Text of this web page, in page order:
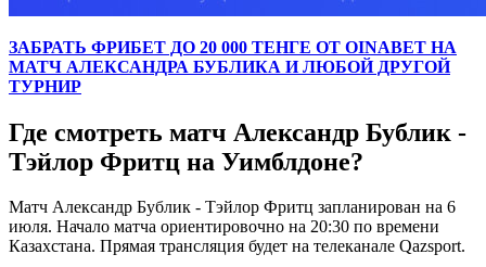
ЗАБРАТЬ ФРИБЕТ ДО 20 000 ТЕНГЕ ОТ OINABET НА
МАТЧ АЛЕКСАНДРА БУБЛИКА И ЛЮБОЙ ДРУГОЙ
ТУРНИР
Где смотреть матч Александр Бублик -
Тэйлор Фритц на Уимблдоне?
Матч Александр Бублик - Тэйлор Фритц запланирован на 6
июля. Начало матча ориентировочно на 20:30 по времени
Казахстана. Прямая трансляция будет на телеканале Qazsport.